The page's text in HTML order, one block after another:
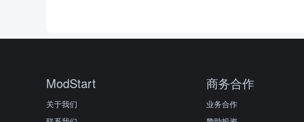
ModStart
关于我们
商务合作
业务合作